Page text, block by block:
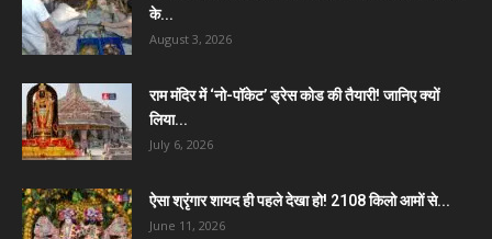
के...
August 3, 2026
राम मंदिर में ‘नो-पॉकेट’ ड्रेस कोड की तैयारी! जानिए क्यों
लिया...
July 6, 2026
ऐसा श्रृंगार शायद ही पहले देखा हो! 2108 किलो आमों से...
June 11, 2026